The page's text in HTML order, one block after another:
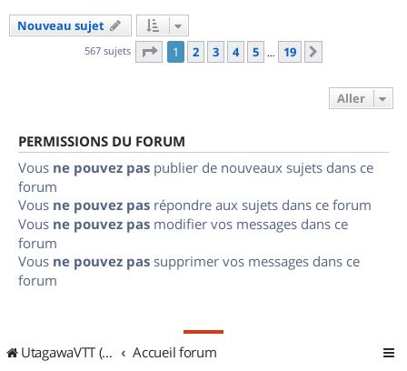
Nouveau sujet
567 sujets Page 1sur
1 2 3 4 5 … 19
Aller
PERMISSIONS DU FORUM
Vous ne pouvez pas publier de nouveaux sujets dans ce
forum
Vous ne pouvez pas répondre aux sujets dans ce forum
Vous ne pouvez pas modifier vos messages dans ce
forum
Vous ne pouvez pas supprimer vos messages dans ce
forum
UtagawaVTT (Randos VTT et VTTAE avec traces GPS) Accueil forum